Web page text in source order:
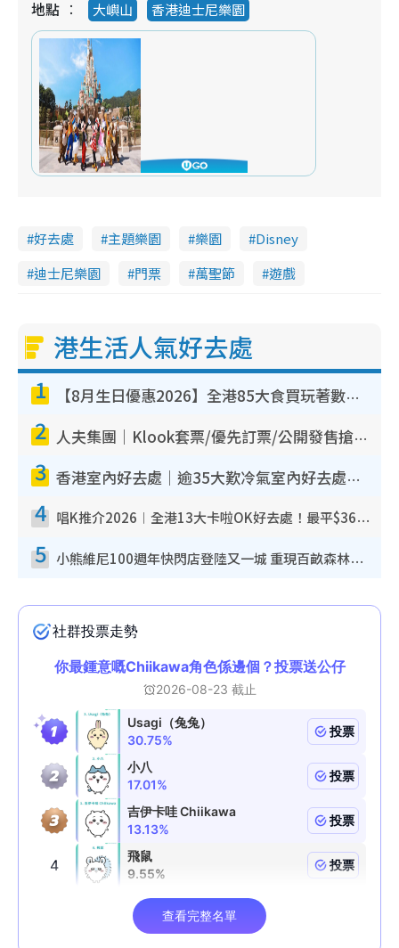
地點 大嶼山 香港迪士尼樂園
好去處 主題樂園 樂園
Disney
迪士尼樂園
門票 萬聖節 遊戲
港生活人氣好去處
1 【8月生日優惠2026】全港85大食買玩著數攻略 自助餐/火鍋放題同行免費＋誠品/DONKI送現金券
2 人夫集團｜Klook套票/優先訂票/公開發售搶飛攻略！附票價.購票連結.場地座位表
3 香港室內好去處｜逾35大歎冷氣室內好去處推介 室內活動免費避雨無懼落雨
4 唱K推介2026︱全港13大卡啦OK好去處！最平$36起 日文K都有！(附地址+收費詳情)
5 小熊維尼100週年快閃店登陸又一城 重現百畝森林經典場景／獨家限定盲盒登場／專屬DIY香水